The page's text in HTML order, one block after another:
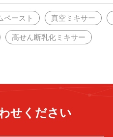
ペースト 真空ミキサー
高せん断乳化ミキサー
せください